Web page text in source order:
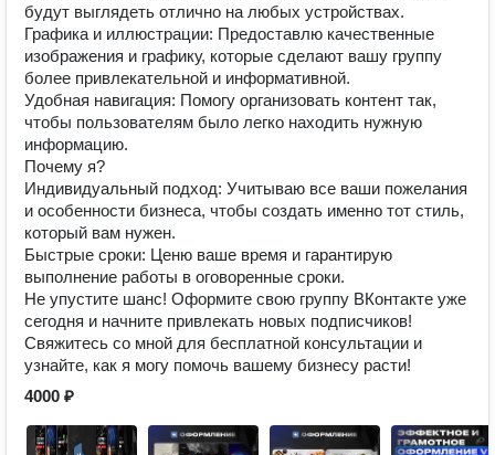
будут выглядеть отлично на любых устройствах.
Графика и иллюстрации: Предоставлю качественные
изображения и графику, которые сделают вашу группу
более привлекательной и информативной.
Удобная навигация: Помогу организовать контент так,
чтобы пользователям было легко находить нужную
информацию.
Почему я?
Индивидуальный подход: Учитываю все ваши пожелания
и особенности бизнеса, чтобы создать именно тот стиль,
который вам нужен.
Быстрые сроки: Ценю ваше время и гарантирую
выполнение работы в оговоренные сроки.
Не упустите шанс! Оформите свою группу ВКонтакте уже
сегодня и начните привлекать новых подписчиков!
Свяжитесь со мной для бесплатной консультации и
узнайте, как я могу помочь вашему бизнесу расти!
4000 ₽